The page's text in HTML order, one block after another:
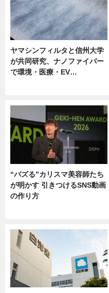
ヤマシンフィルタと信州大学
が共同研究、ナノファイバー
で環境・医療・EV…
“バズる”カリスマ美容師たち
が明かす 引きつけるSNS動画
の作り方